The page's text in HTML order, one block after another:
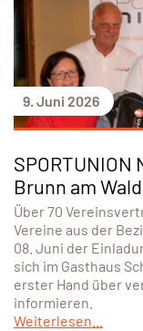
9. Juni 2026
Brunn am Wald
Über 70
Vereine aus der
08. Juni der
sich im Gasthaus
erster Hand über
informieren.
Weiterlesen...